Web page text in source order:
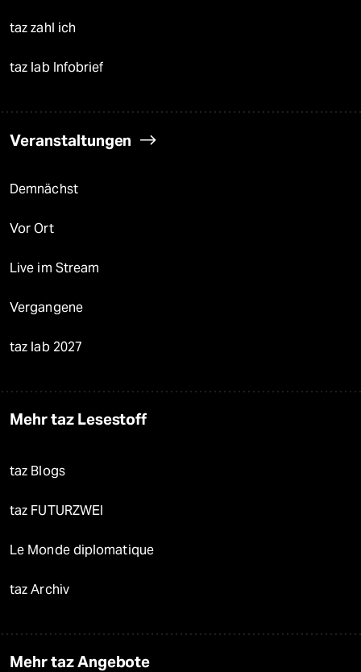
taz zahl ich
taz lab Infobrief
Veranstaltungen
Demnächst
Vor Ort
Live im Stream
Vergangene
taz lab 2027
Mehr taz Lesestoff
taz Blogs
taz FUTURZWEI
Le Monde diplomatique
taz Archiv
Mehr taz Angebote